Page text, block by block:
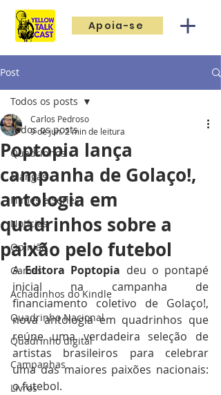
Apoia-se
Post
Todos os posts
Quadrinhos
Mangás
Filmes e Séries
Notícias
Opinião
Games
Achadinhos do Kindle
Quadrinho Nacional
Quadrinho digital
Campanhas
Livros
Todos os posts
Poptopia lança
campanha de Golaço!,
antologia em
quadrinhos sobre a
paixão pelo futebol
Carlos Pedroso
9 de jun.2 min de leitura
A Editora Poptopia deu o pontapé
inicial na campanha de
financiamento coletivo de Golaço!,
nova antologia em quadrinhos que
reúne uma verdadeira seleção de
artistas brasileiros para celebrar
uma das maiores paixões nacionais:
o futebol.